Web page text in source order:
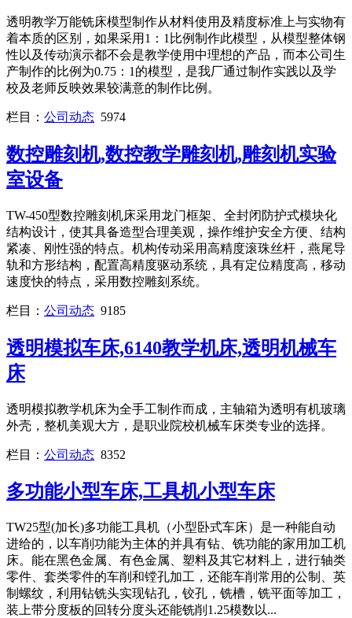
透明教学万能铣床模型制作从材料使用及精度标准上与实物有
着本质的区别，如果采用1：1比例制作此模型，从模型整体钢
性以及传动演示都不会是教学使用中理想的产品，而本公司生
产制作的比例为0.75：1的模型，是我厂通过制作实践以及学
校及老师反映效果较满意的制作比例。
栏目： 公司动态 5974
数控雕刻机,数控教学雕刻机,雕刻机实验
室设备
TW-450型数控雕刻机床采用龙门框架、全封闭防护式模块化
结构设计，使其具备造型合理美观，操作维护安全方便、结构
紧凑、刚性强的特点。机构传动采用高精度滚珠丝杆，燕尾导
轨和方形结构，配置高精度驱动系统，具有定位精度高，移动
速度快的特点，采用数控雕刻系统。
栏目： 公司动态 9185
透明模拟车床,6140教学机床,透明机械车
床
透明模拟教学机床为全手工制作而成，主轴箱为透明有机玻璃
外壳，整机美观大方，是职业院校机械车床类专业的选择。
栏目： 公司动态 8352
多功能小型车床,工具机小型车床
TW25型(加长)多功能工具机（小型卧式车床）是一种能自动
进给的，以车削功能为主体的并具有钻、铣功能的家用加工机
床。能在黑色金属、有色金属、塑料及其它材料上，进行轴类
零件、套类零件的车削和镗孔加工，还能车削常用的公制、英
制螺纹，利用钻铣头实现钻孔，铰孔，铣槽，铣平面等加工，
装上带分度板的回转分度头还能铣削1.25模数以...